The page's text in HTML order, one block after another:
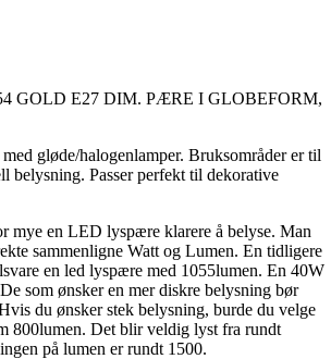
GOLD E27 DIM. PÆRE I GLOBEFORM,
gløde/halogenlamper. Bruksområder er til
belysning. Passer perfekt til dekorative
mye en LED lyspære klarere å belyse. Man
sammenligne Watt og Lumen. En tidligere
en led lyspære med 1055lumen. En 40W
som ønsker en mer diskre belysning bør
du ønsker stek belysning, burde du velge
800lumen. Det blir veldig lyst fra rundt
på lumen er rundt 1500.